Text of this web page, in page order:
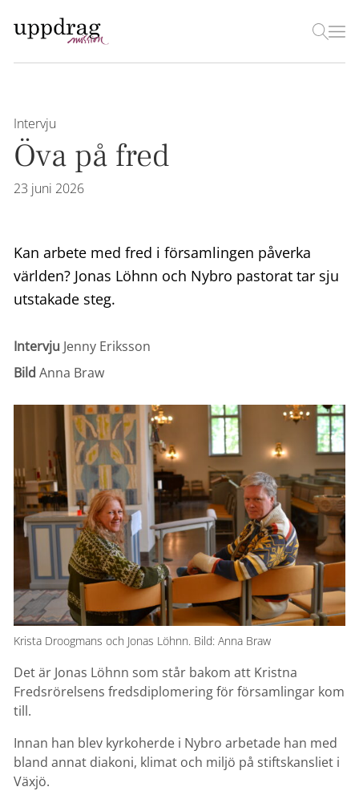
Intervju
Öva på fred
23 juni 2026
Kan arbete med fred i församlingen påverka
världen? Jonas Löhnn och Nybro pastorat tar sju
utstakade steg.
Intervju Jenny Eriksson
BildAnna Braw
Krista Droogmans och Jonas Löhnn. Bild: Anna Braw
Det är Jonas Löhnn som står bakom att Kristna
Fredsrörelsens fredsdiplomering för församlingar kom
till.
Innan han blev kyrkoherde i Nybro arbetade han med
bland annat diakoni, klimat och miljö på stiftskansliet i
Växjö.